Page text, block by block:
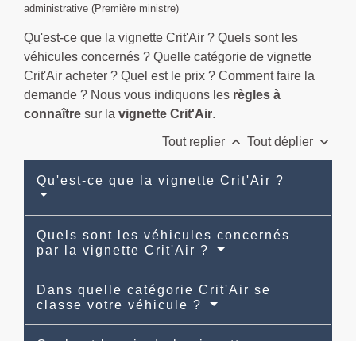
administrative (Première ministre)
Qu'est-ce que la vignette Crit'Air ? Quels sont les
véhicules concernés ? Quelle catégorie de vignette
Crit'Air acheter ? Quel est le prix ? Comment faire la
demande ? Nous vous indiquons les règles à
connaître sur la vignette Crit'Air.
Tout replier keyboard_arrow_up Tout déplier keyboard_arrow_down
Qu'est-ce que la vignette Crit'Air ?
Quels sont les véhicules concernés
par la vignette Crit'Air ?
Dans quelle catégorie Crit'Air se
classe votre véhicule ?